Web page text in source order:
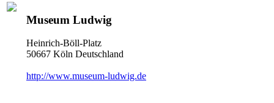
Museum Ludwig
Heinrich-Böll-Platz
50667 Köln Deutschland
http://www.museum-ludwig.de